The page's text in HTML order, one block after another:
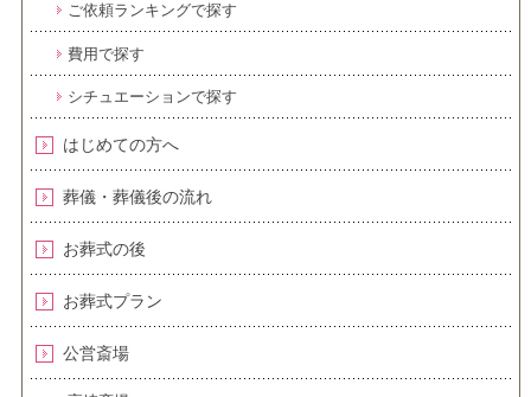
ご依頼ランキングで探す
費用で探す
シチュエーションで探す
はじめての方へ
葬儀・葬儀後の流れ
お葬式の後
お葬式プラン
公営斎場